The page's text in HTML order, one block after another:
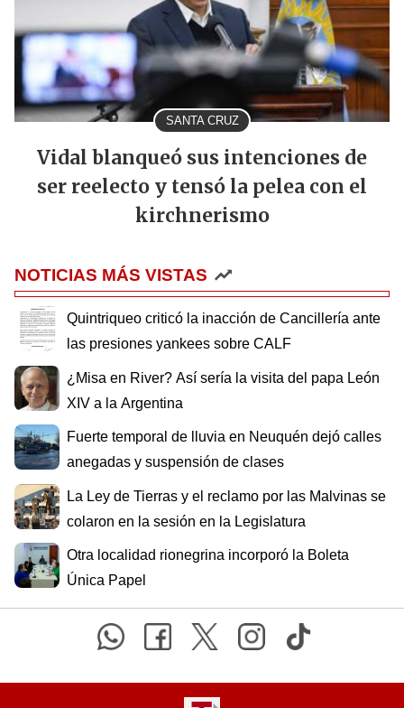
SANTA CRUZ
Vidal blanqueó sus intenciones de
ser reelecto y tensó la pelea con el
kirchnerismo
NOTICIAS MÁS VISTAS
Quintriqueo criticó la inacción de Cancillería ante
las presiones yankees sobre CALF
¿Misa en River? Así sería la visita del papa León
XIV a la Argentina
Fuerte temporal de lluvia en Neuquén dejó calles
anegadas y suspensión de clases
La Ley de Tierras y el reclamo por las Malvinas se
colaron en la sesión en la Legislatura
Otra localidad rionegrina incorporó la Boleta
Única Papel